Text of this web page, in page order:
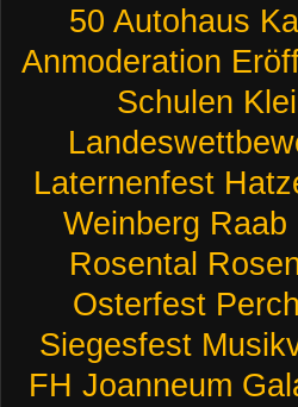
50 Autohaus
Anmoderation
Schulen
Laternenfest
Weinberg Raab
Rosental
Osterfest
Siegesfest
FH Joanneum